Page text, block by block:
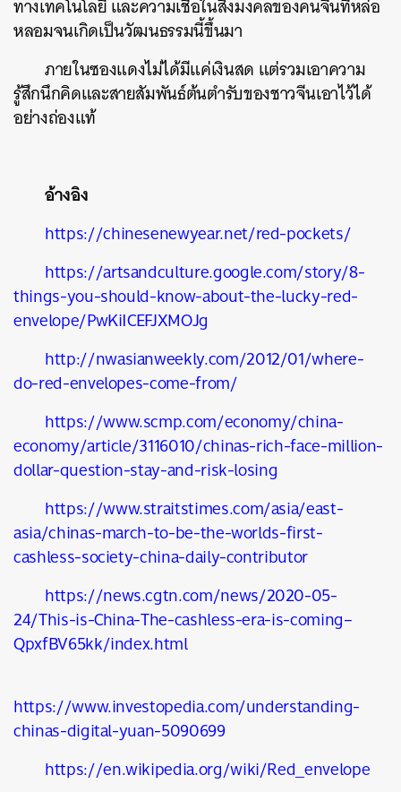
ทางเทคโนโลยี และความเชื่อในสิ่งมงคลของคนจีนที่หล่อ
หลอมจนเกิดเป็นวัฒนธรรมนี้ขึ้นมา
ภายในซองแดงไม่ได้มีแค่เงินสด แต่รวมเอาความ
รู้สึกนึกคิดและสายสัมพันธ์ต้นตำรับของชาวจีนเอาไว้ได้
อย่างถ่องแท้
อ้างอิง
https://chinesenewyear.net/red-pockets/
https://artsandculture.google.com/story/8-
things-you-should-know-about-the-lucky-red-
envelope/PwKiICEFJXMOJg
http://nwasianweekly.com/2012/01/where-
do-red-envelopes-come-from/
https://www.scmp.com/economy/china-
economy/article/3116010/chinas-rich-face-million-
dollar-question-stay-and-risk-losing
https://www.straitstimes.com/asia/east-
asia/chinas-march-to-be-the-worlds-first-
cashless-society-china-daily-contributor
https://news.cgtn.com/news/2020-05-
24/This-is-China-The-cashless-era-is-coming–
QpxfBV65kk/index.html
https://www.investopedia.com/understanding-
chinas-digital-yuan-5090699
https://en.wikipedia.org/wiki/Red_envelope